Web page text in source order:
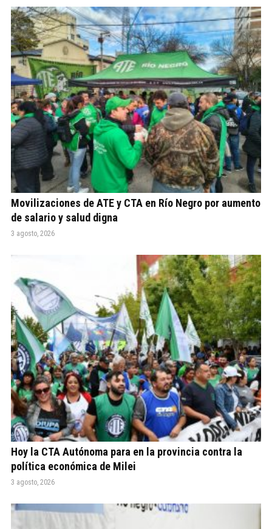
Movilizaciones de ATE y CTA en Río Negro por aumento
de salario y salud digna
3 agosto, 2026
Hoy la CTA Autónoma para en la provincia contra la
política económica de Milei
3 agosto, 2026